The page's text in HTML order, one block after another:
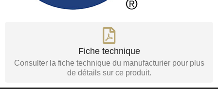
Fiche technique
Consulter la fiche technique du manufacturier pour plus
de détails sur ce produit.